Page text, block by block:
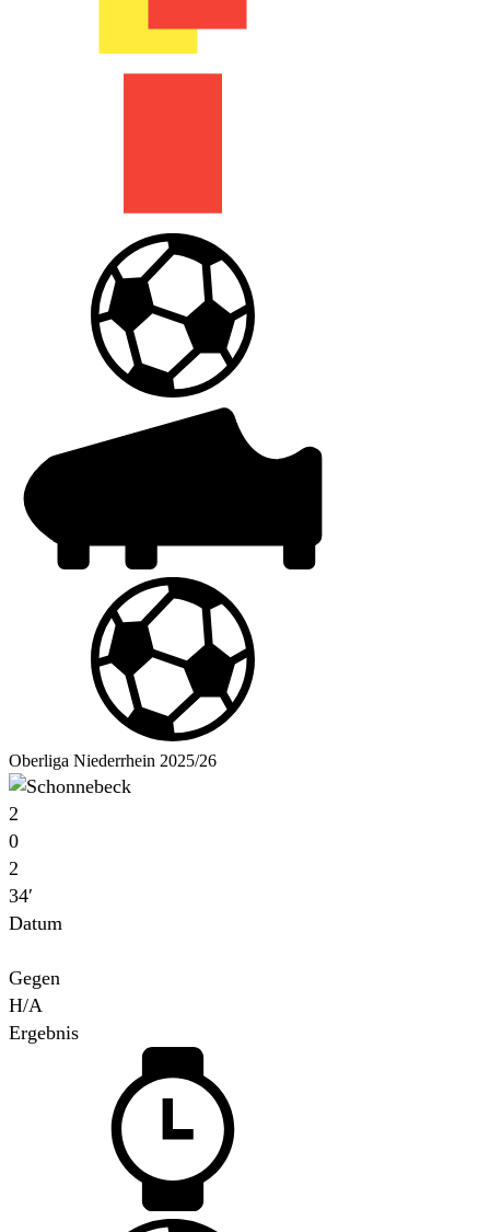
Oberliga Niederrhein 2025/26
2
0
2
34′
Datum
Gegen
H/A
Ergebnis